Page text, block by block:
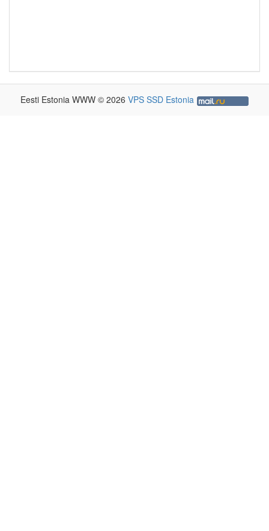
Eesti Estonia WWW © 2026 VPS SSD Estonia